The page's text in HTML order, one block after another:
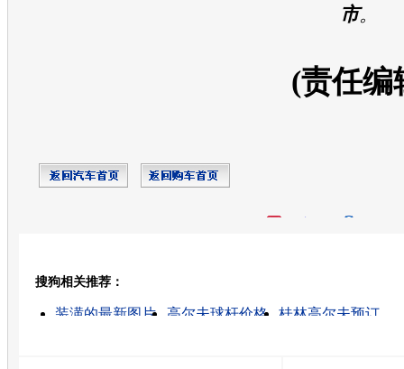
市。
(责任编
搜狗相关推荐：
装潢的最新图片 高尔夫球杆价格
桂林高尔夫预订